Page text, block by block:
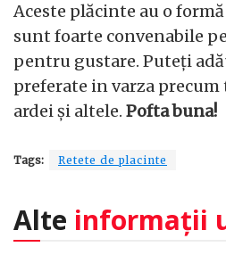
Aceste plăcinte au o
sunt foarte convenabile
pentru gustare. Puteți
preferate in varza precum
ardei și altele. Pofta buna!
Tags: Retete de placinte
Alte informații